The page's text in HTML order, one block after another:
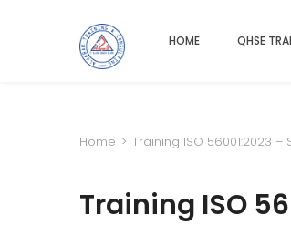
HOME QHSE
Home > Training ISO 56001:2023
Training ISO